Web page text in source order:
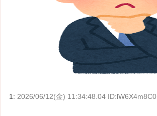
1: 2026/06/12(金) 11:34:48.04 ID:lW6X4m8C0